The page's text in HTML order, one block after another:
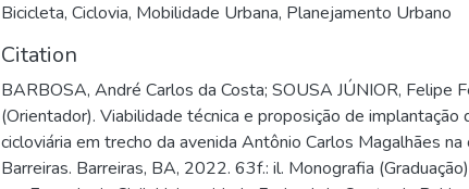
Bicicleta, Ciclovia, Mobilidade Urbana, Planejamento Urbano
Citation
BARBOSA, André Carlos da Costa; SOUSA JÚNIOR, Felipe
(Orientador). Viabilidade técnica e proposição de implantação
cicloviária em trecho da avenida Antônio Carlos Magalhães na
Barreiras. Barreiras, BA, 2022. 63f.: il. Monografia